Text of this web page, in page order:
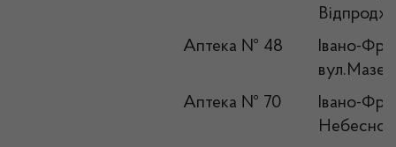
Аптека № 48
Івано-
Аптека № 70
Івано-
Небесної